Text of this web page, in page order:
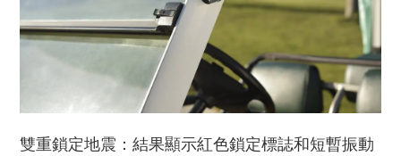
雙重鎖定地震：結果顯示紅色鎖定標誌和短暫振動